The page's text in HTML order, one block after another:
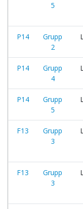
5
P14
Grupp
2
P14
Grupp
4
P14
Grupp
5
F13
Grupp
3
F13
Grupp
3